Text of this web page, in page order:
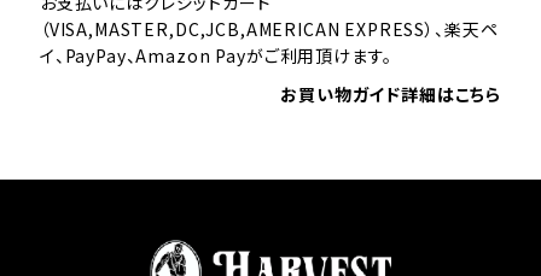
（VISA,MASTER,DC,JCB,AMERICAN EXPRESS）、楽天ペ
イ、PayPay、Amazon Payがご利用頂けます。
お買い物ガイド詳細はこちら